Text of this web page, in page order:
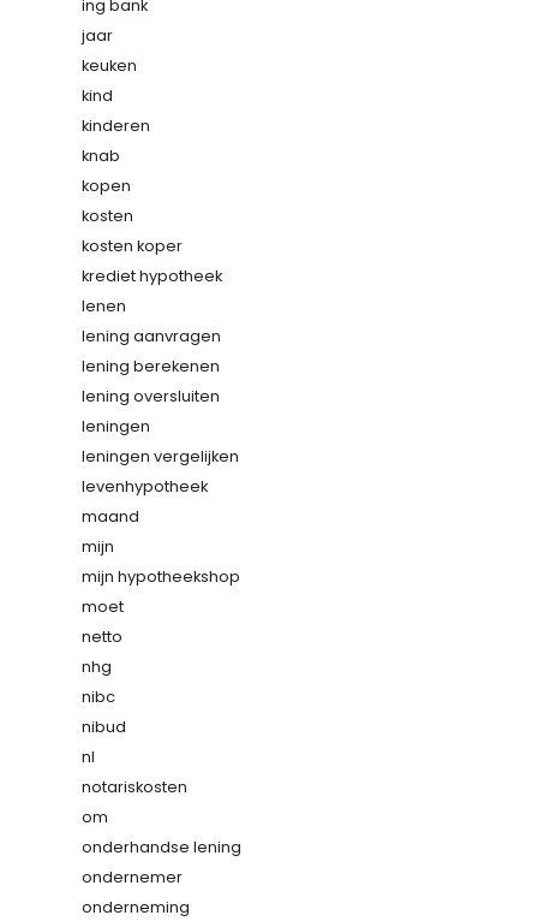
ing bank
jaar
keuken
kind
kinderen
knab
kopen
kosten
kosten koper
krediet hypotheek
lenen
lening aanvragen
lening berekenen
lening oversluiten
leningen
leningen vergelijken
levenhypotheek
maand
mijn
mijn hypotheekshop
moet
netto
nhg
nibc
nibud
nl
notariskosten
om
onderhandse lening
ondernemer
onderneming